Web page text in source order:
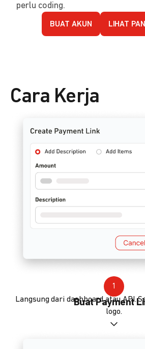
perlu coding.
BUAT AKUN LIHAT
Cara Kerja
1
Buat Payment
Langsung dari dashboard atau API.
logo.